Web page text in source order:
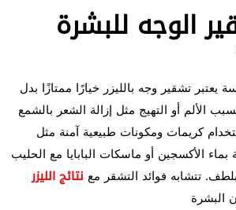
الوجه للبشرة
يعتبر تشقير وجه بالليزر خيارًا ممتازًا بدل
الألم أو التهيج مثل إزالة الشعر بالشمع
كريمات ومكونات طبيعية آمنة مثل
الأكسجين أو ماسكات البابايا مع الحليب
تتشابه فوائد التشقر مع نتائج الليزر
البشرة